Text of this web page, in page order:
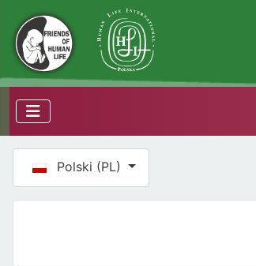
Wybierz swój język
Polski (PL)